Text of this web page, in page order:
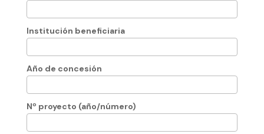
Institución beneficiaria
Año de concesión
Nº proyecto (año/número)